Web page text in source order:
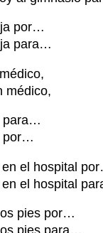
por…
para…
médico,
para…
por…
el hospital
el hospital
pies por…